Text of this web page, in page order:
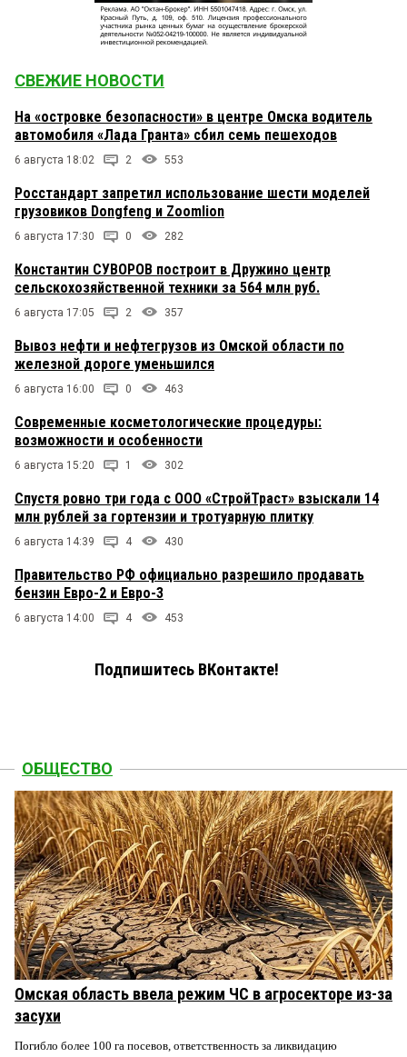
СВЕЖИЕ НОВОСТИ
На «островке безопасности» в центре Омска водитель
автомобиля «Лада Гранта» сбил семь пешеходов
6 августа 18:02 2 553
Росстандарт запретил использование шести моделей
грузовиков Dongfeng и Zoomlion
6 августа 17:30 0 282
Константин СУВОРОВ построит в Дружино центр
сельскохозяйственной техники за 564 млн руб.
6 августа 17:05 2 357
Вывоз нефти и нефтегрузов из Омской области по
железной дороге уменьшился
6 августа 16:00 0 463
Современные косметологические процедуры:
возможности и особенности
6 августа 15:20 1 302
Спустя ровно три года с ООО «СтройТраст» взыскали 14
млн рублей за гортензии и тротуарную плитку
6 августа 14:39 4 430
Правительство РФ официально разрешило продавать
бензин Евро-2 и Евро-3
6 августа 14:00 4 453
Подпишитесь ВКонтакте!
ОБЩЕСТВО
Омская область ввела режим ЧС в агросекторе из-за
засухи
Погибло более 100 га посевов, ответственность за ликвидацию